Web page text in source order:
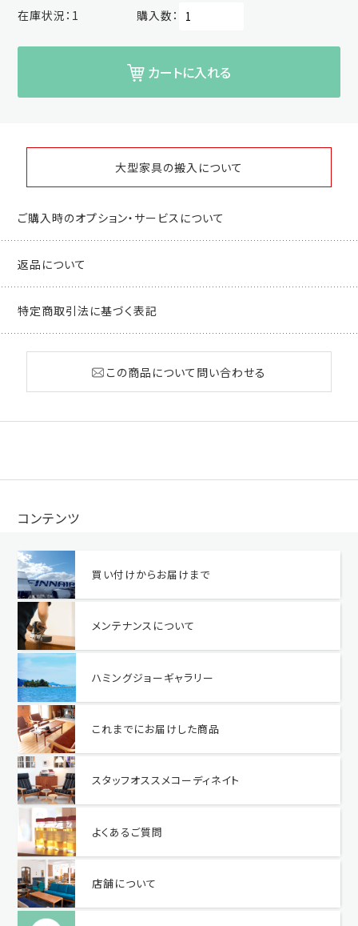
在庫状況： 1 購入数：
カートに入れる
大型家具の搬入について
ご購入時のオプション・サービスについて
返品について
特定商取引法に基づく表記
この商品について問い合わせる
コンテンツ
買い付けからお届けまで
メンテナンスについて
ハミングジョーギャラリー
これまでにお届けした商品
スタッフオススメコーディネイト
よくあるご質問
店舗について